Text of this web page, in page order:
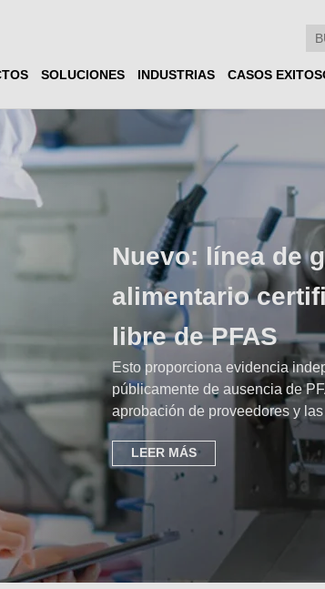
SOLUCIONES INDUSTRIAS CASOS
Nuevo: línea de
alimentario
libre de PFAS
Esto proporciona evidencia
públicamente de ausencia de
aprobación de proveedores y
LEER MÁS